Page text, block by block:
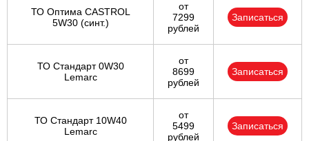
ТО Оптима CASTROL
5W30 (синт.)
от
7299
рублей
Записаться
ТО Стандарт 0W30
Lemarc
от
8699
рублей
Записаться
ТО Стандарт 10W40
Lemarc
от
5499
рублей
Записаться